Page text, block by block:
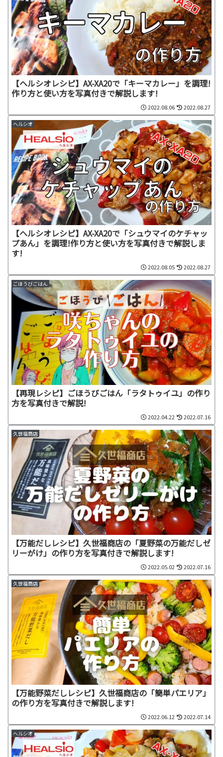
【ヘルシオレシピ】AX-XA20で「キーマカレー」を調理!
作り方と使い方を写真付きで解説します!
2022.08.06 2022.08.27
ヘルシオ
【ヘルシオレシピ】AX-XA20で「シュウマイのケチャッ
プあん」を調理!作り方と使い方を写真付きで解説しま
す!
2022.08.05 2022.08.27
ごほうびごはん
【再現レシピ】ごほうびごはん「ラタトゥイユ」の作り
方を写真付きで解説!
2022.04.22 2022.07.16
久世福商店
【万能だしレシピ】久世福商店の「夏野菜の万能だしゼ
リーがけ」の作り方を写真付きで解説します!
2022.05.02 2022.07.16
久世福商店
【万能野菜だしレシピ】久世福商店の「簡単パエリア」
の作り方を写真付きで解説します!
2022.06.12 2022.07.14
ヘルシオ